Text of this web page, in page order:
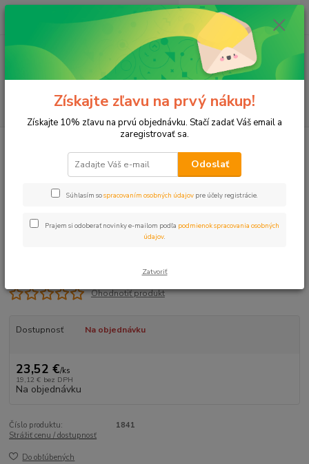
Menu
(Po-Pia, 8-17 hod.)
ks
za0 €
Dierovacie kliešte UP N
Dierovacie kliešte UP N
Ohodnotiť produkt
Dostupnosť Na objednávku
23,52 €/ks
19,12 € bez DPH
Na objednávku
Číslo produktu:
1841
Strážiť cenu / dostupnosť
Do obľúbených
Získajte zľavu na prvý nákup!
Získajte 10% zľavu na prvú objednávku. Stačí zadať Váš email a
zaregistrovať sa.
Odoslať
Súhlasím sospracovaním osobných údajov pre účely registrácie.
Prajem si odoberať novinky e-mailom podľa podmienok spracovania osobných
údajov
Zatvoriť